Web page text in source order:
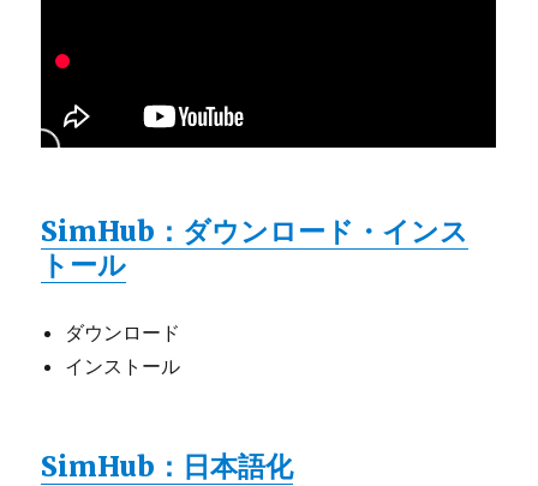
SimHub：ダウンロード・インス
トール
ダウンロード
インストール
SimHub：日本語化